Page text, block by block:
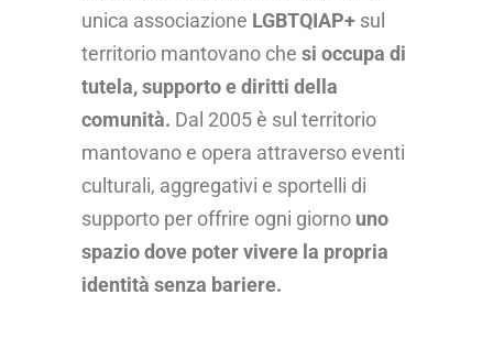
unica associazione LGBTQIAP+ sul
territorio mantovano che si occupa di
tutela, supporto e diritti della
comunità. Dal 2005 è sul territorio
mantovano e opera attraverso eventi
culturali, aggregativi e sportelli di
supporto per offrire ogni giorno uno
spazio dove poter vivere la propria
identità senza bariere.